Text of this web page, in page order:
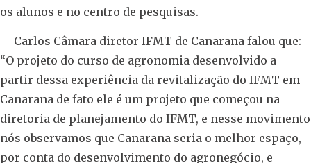
os alunos e no centro de pesquisas.
Carlos Câmara diretor IFMT de Canarana falou que:
“O projeto do curso de agronomia desenvolvido a
partir dessa experiência da revitalização do IFMT em
Canarana de fato ele é um projeto que começou na
diretoria de planejamento do IFMT, e nesse movimento
nós observamos que Canarana seria o melhor espaço,
por conta do desenvolvimento do agronegócio, e